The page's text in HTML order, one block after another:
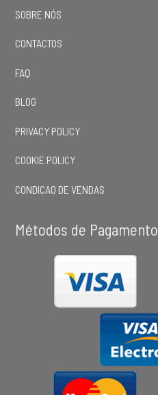
SOBRE NÓS
CONTACTOS
FAQ
BLOG
PRIVACY POLICY
COOKIE POLICY
CONDICAO DE VENDAS
Métodos de Pagamento